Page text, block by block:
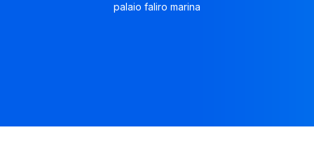
palaio faliro marina